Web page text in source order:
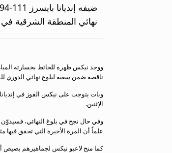
beIN CONNECT
beIN MEDIA GROUP
معلومات عن هذا الموقع
نهائي المنطقة الشرقية في
ناقصة ضمن سعيه لبلوغ نهائي الدوري للمرة
وبات يتوجب على نيكس الفوز في
الإثنين.
علماً أن المرة الأخيرة التي تحقق فيها مثل
كما منح لاعبو نيكس لجماهيرهم بصيص